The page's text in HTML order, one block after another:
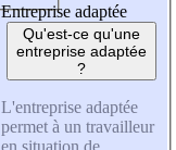
Entreprise adaptée
Qu'est-ce qu'une
entreprise adaptée
?
L'entreprise adaptée
permet à un travailleur
en situation de